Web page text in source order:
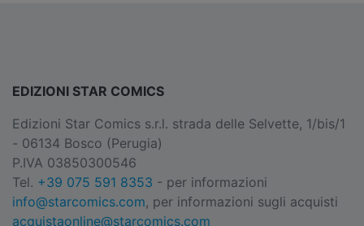
EDIZIONI STAR COMICS
Edizioni Star Comics s.r.l. strada delle Selvette, 1/bis/1
- 06134 Bosco (Perugia)
P.IVA 03850300546
Tel. +39 075 591 8353 - per informazioni
info@starcomics.com, per informazioni sugli acquisti
acquistaonline@starcomics.com